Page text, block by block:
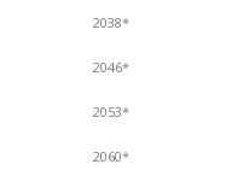
2038*
2046*
2053*
2060*